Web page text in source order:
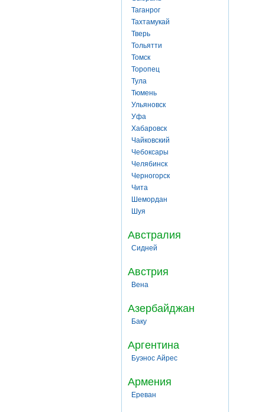
Таганрог
Тахтамукай
Тверь
Тольятти
Томск
Торопец
Тула
Тюмень
Ульяновск
Уфа
Хабаровск
Чайковский
Чебоксары
Челябинск
Черногорск
Чита
Шемордан
Шуя
Австралия
Сидней
Австрия
Вена
Азербайджан
Баку
Аргентина
Буэнос Айрес
Армения
Ереван